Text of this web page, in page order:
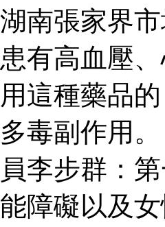
湖南張家界
患有高血壓
用這種藥品
多毒副作用。
員李步群：
能障礙以及